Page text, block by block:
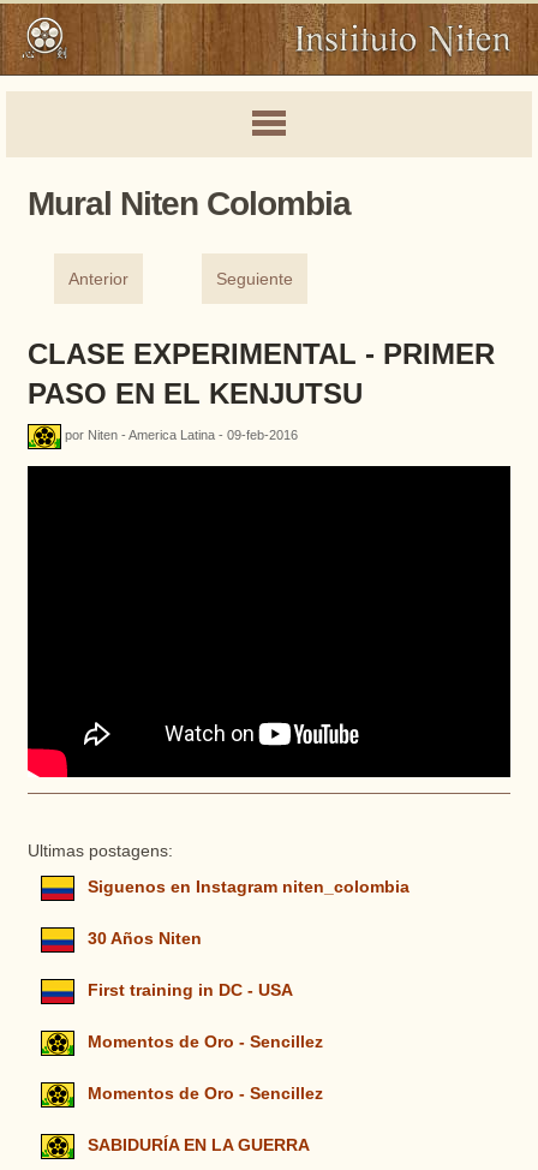
Mural Niten Colombia
Anterior Seguiente
CLASE EXPERIMENTAL - PRIMER
PASO EN EL KENJUTSU
por Niten - America Latina - 09-feb-2016
Ultimas postagens:
Siguenos en Instagram niten_colombia
30 Años Niten
First training in DC - USA
Momentos de Oro - Sencillez
Momentos de Oro - Sencillez
SABIDURÍA EN LA GUERRA